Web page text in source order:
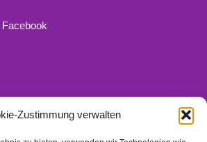
Zustimmung verwalten